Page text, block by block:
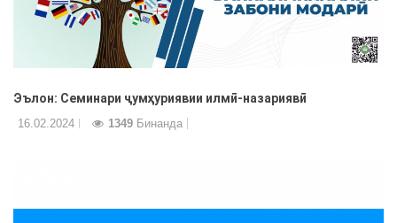
Эълон: Семинари ҷумҳуриявии илмӣ-назариявӣ
16.02.2024 1349 Бинанда